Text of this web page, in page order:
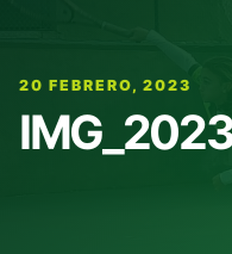
20 FEBRERO, 2023